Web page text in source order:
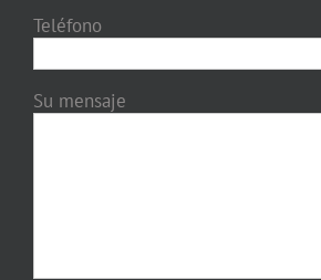
Teléfono
Su mensaje